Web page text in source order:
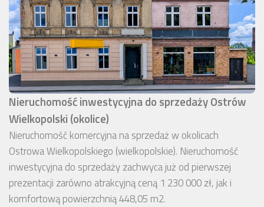
Nieruchomość inwestycyjna do sprzedaży Ostrów
Wielkopolski (okolice)
Nieruchomość komercyjna na sprzedaż w okolicach
Ostrowa Wielkopolskiego (wielkopolskie). Nieruchomość
inwestycyjna do sprzedaży zachwyca już od pierwszej
prezentacji zarówno atrakcyjną ceną 1 230 000 zł, jak i
komfortową powierzchnią 448,05 m2.